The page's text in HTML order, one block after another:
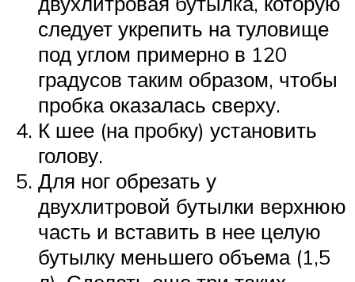
следует укрепить на туловище
под углом примерно в 120
градусов таким образом, чтобы
пробка оказалась сверху.
К шее (на пробку) установить
голову.
Для ног обрезать у
двухлитровой бутылки верхнюю
часть и вставить в нее целую
бутылку меньшего объема (1,5